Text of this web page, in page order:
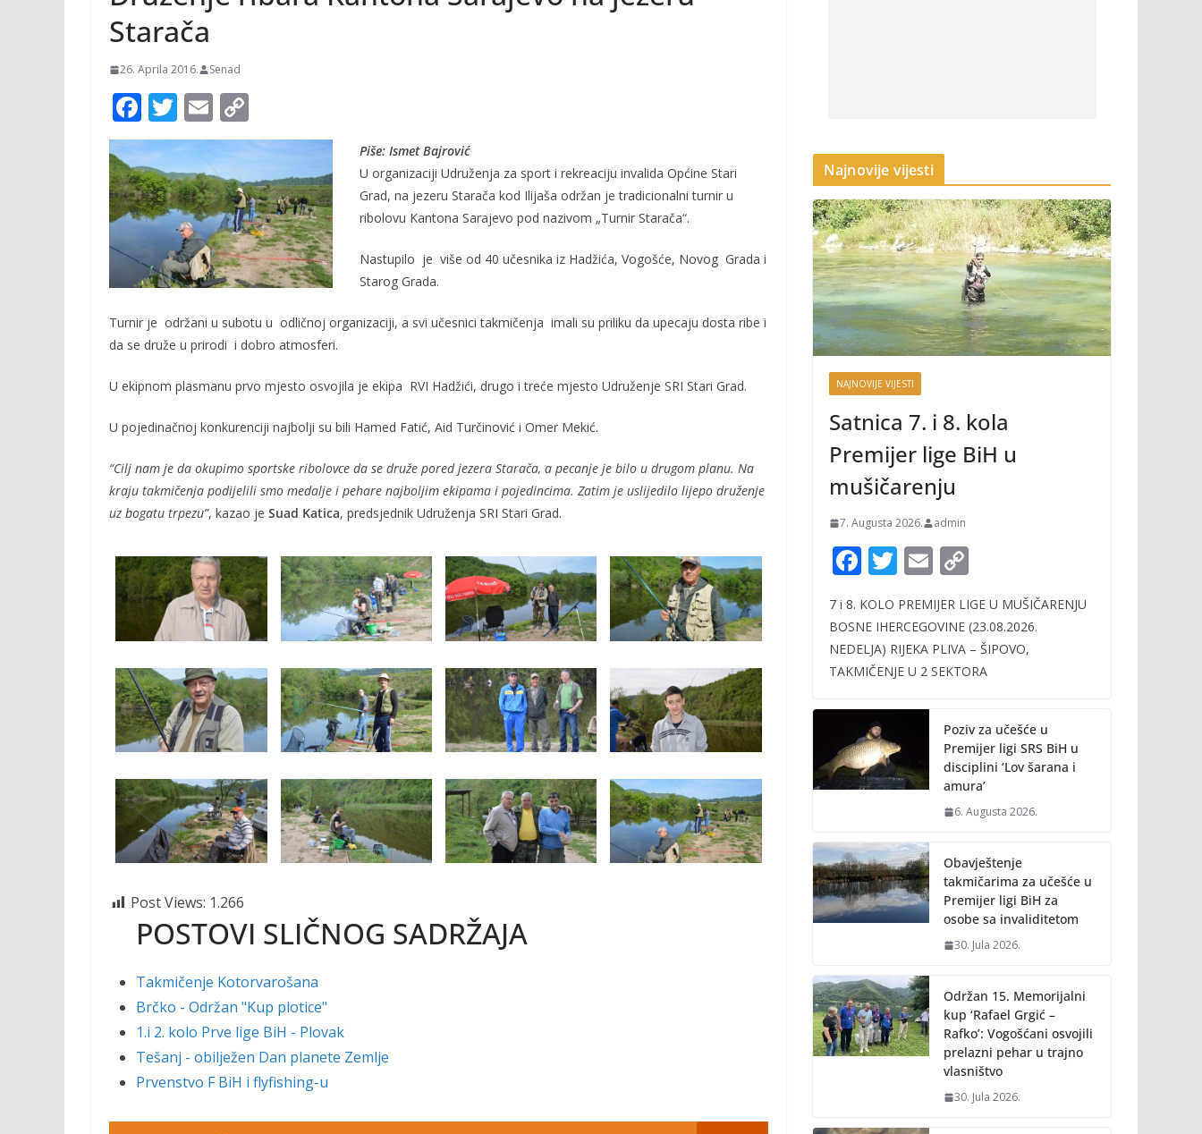
Starača
26. Aprila 2016. Senad
F
ac
e
b
o
o
k
T
w
itt
er
E
m
ai
l
o
y
Li
n
k
Piše: Ismet Bajrović
U organizaciji Udruženja za sport i rekreaciju invalida Općine Stari
Grad, na jezeru Starača kod Ilijaša održan je tradicionalni turnir u
ribolovu Kantona Sarajevo pod nazivom „Turnir Starača“.
Nastupilo je više od 40 učesnika iz Hadžića, Vogošće, Novog Grada i
Starog Grada.
Turnir je održani u subotu u odličnoj organizaciji, a svi učesnici takmičenja imali su priliku da upecaju dosta ribe i
da se druže u prirodi i dobro atmosferi.
U ekipnom plasmanu prvo mjesto osvojila je ekipa RVI Hadžići, drugo i treće mjesto Udruženje SRI Stari Grad.
U pojedinačnoj konkurenciji najbolji su bili Hamed Fatić, Aid Turčinović i Omer Mekić.
“Cilj nam je da okupimo sportske ribolovce da se druže pored jezera Starača, a pecanje je bilo u drugom planu. Na
kraju takmičenja podijelili smo medalje i pehare najboljim ekipama i pojedincima. Zatim je uslijedilo lijepo druženje
uz bogatu trpezu”, kazao je Suad Katica, predsjednik Udruženja SRI Stari Grad.
Post Views: 1.266
POSTOVI SLIČNOG SADRŽAJA
Takmičenje Kotorvarošana
Brčko - Održan "Kup plotice"
1.i 2. kolo Prve lige BiH - Plovak
Tešanj - obilježen Dan planete Zemlje
Prvenstvo F BiH i flyfishing-u
Najnovije vijesti
NAJNOVIJE VIJESTI
Satnica 7. i 8. kola
Premijer lige BiH u
mušičarenju
7. Augusta 2026. admin
F
e
b
o
o
k
T
itt
er
E
ai
l
p
y
Li
k
7 i 8. KOLO PREMIJER LIGE U MUŠIČARENJU
BOSNE IHERCEGOVINE (23.08.2026.
NEDELJA) RIJEKA PLIVA – ŠIPOVO,
TAKMIČENJE U 2 SEKTORA
Poziv za učešće u
Premijer ligi SRS BiH u
disciplini ‘Lov šarana i
amura’
6. Augusta 2026.
Obavještenje
takmičarima za učešće u
Premijer ligi BiH za
osobe sa invaliditetom
30. Jula 2026.
Održan 15. Memorijalni
kup ‘Rafael Grgić –
Rafko’: Vogošćani osvojili
prelazni pehar u trajno
vlasništvo
30. Jula 2026.